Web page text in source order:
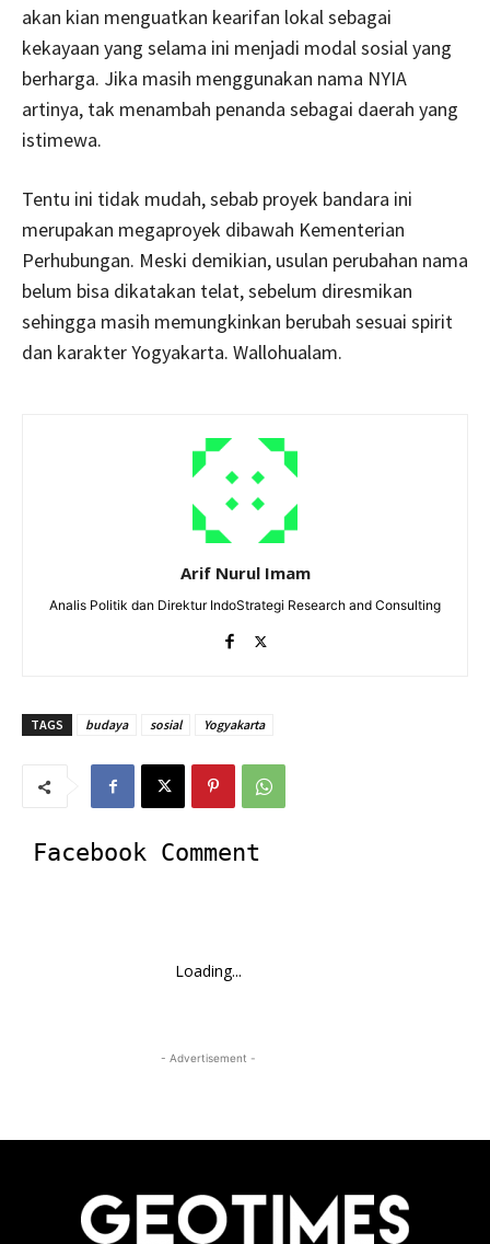
akan kian menguatkan kearifan lokal sebagai
kekayaan yang selama ini menjadi modal sosial yang
berharga. Jika masih menggunakan nama NYIA
artinya, tak menambah penanda sebagai daerah yang
istimewa.
Tentu ini tidak mudah, sebab proyek bandara ini
merupakan megaproyek dibawah Kementerian
Perhubungan. Meski demikian, usulan perubahan nama
belum bisa dikatakan telat, sebelum diresmikan
sehingga masih memungkinkan berubah sesuai spirit
dan karakter Yogyakarta. Wallohualam.
Arif Nurul Imam
Analis Politik dan Direktur IndoStrategi Research and Consulting
TAGS budaya sosial Yogyakarta
Facebook Comment
Loading...
- Advertisement -